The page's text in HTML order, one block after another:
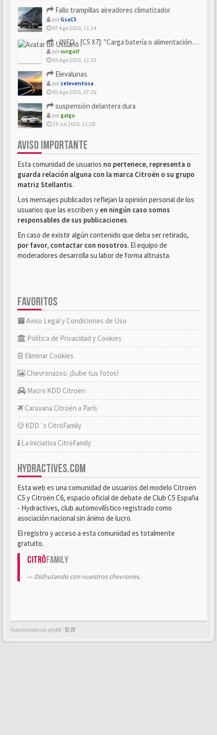
Fallo trampillas aireadores climatizador
porGsaC5
07 Ago 2026, 11:24
- INFO - [C5 X7]: "Carga batería o alimentación eléctri...
poriongolf
03 Ago 2026, 12:33
Elevalunas
porceleventosa
02 Ago 2026, 07:26
suspensión delantera dura
porgalgo
29 Jul 2026, 21:28
AVISO IMPORTANTE
Esta comunidad de usuarios no pertenece, representa o
guarda relación alguna con la marca Citroën o su grupo
matriz Stellantis.
Los mensajes publicados reflejan la opinión personal de los
usuarios que las escriben y en ningún caso somos
responsables de sus publicaciones.
En caso de existir algún contenido que deba ser retirado,
por favor, contactar con nosotros. El equipo de
moderadores desarrolla su labor de forma altruista.
FAVORITOS
Aviso Legal y Condiciones de Uso
Política de Privacidad y Cookies
Eliminar Cookies
Chevronazos: ¡Sube tus fotos!
Macro KDD Citroën
Caravana Citroën a París
KDD´s CitröFamily
La iniciativa CitröFamily
HYDRACTIVES.COM
Esta web es una comunidad de usuarios del modelo Citroën
C5 y Citroën C6, espacio oficial de debate de Club C5 España
- Hydractives, club automovilístico registrado como
asociación nacional sin ánimo de lucro.
El registro y acceso a esta comunidad es totalmente
gratuito.
CitröFamily
Disfrutando con nuestros chevrones.
Funcionando con phpBB -